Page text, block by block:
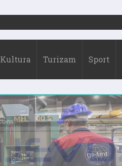
Kultura Turizam Sport